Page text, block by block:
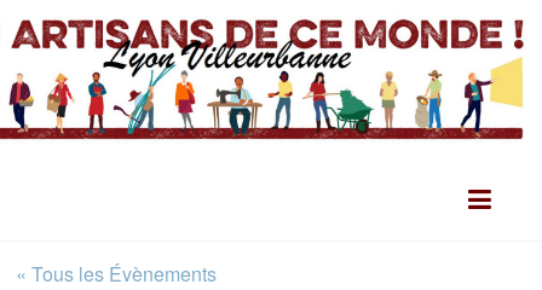
« Tous les Évènements